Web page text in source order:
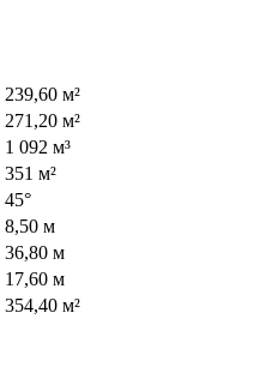
239,60 м²
271,20 м²
1 092 м³
351 м²
45°
8,50 м
36,80 м
17,60 м
354,40 м²